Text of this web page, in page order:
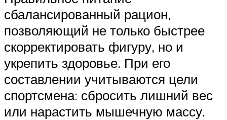
сбалансированный рацион,
позволяющий не только быстрее
скорректировать фигуру, но и
укрепить здоровье. При его
составлении учитываются цели
спортсмена: сбросить лишний вес
или нарастить мышечную массу.